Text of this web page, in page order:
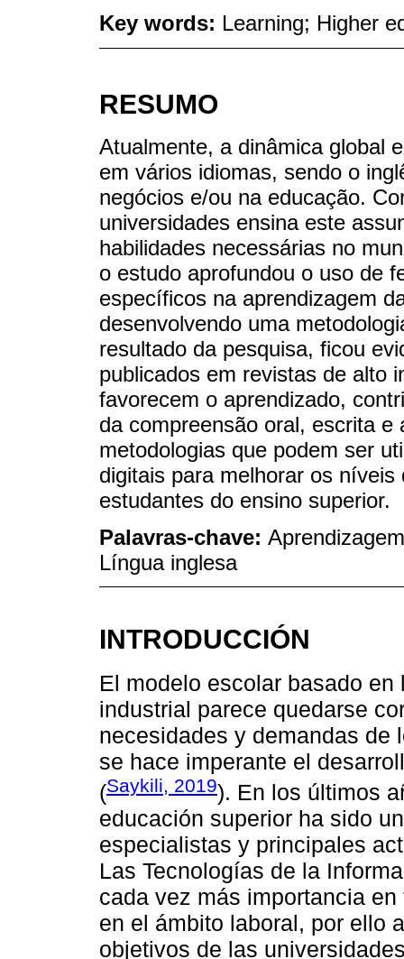
Key words: Learning; Higher
RESUMO
Atualmente, a dinâmica global
em vários idiomas, sendo o
negócios e/ou na educação.
universidades ensina este
habilidades necessárias no
o estudo aprofundou o uso de
específicos na aprendizagem
desenvolvendo uma
resultado da pesquisa, ficou
publicados em revistas de alto
favorecem o aprendizado,
da compreensão oral, escrita
metodologias que podem ser
digitais para melhorar os
estudantes do ensino superior.
Palavras-chave:
Língua inglesa
INTRODUCCIÓN
El modelo escolar basado
industrial parece quedarse
necesidades y demandas de
se hace imperante el
(Saykili, 2019). En los últimos
educación superior ha sido
especialistas y principales
Las Tecnologías de la
cada vez más importancia
en el ámbito laboral, por ello
objetivos de las